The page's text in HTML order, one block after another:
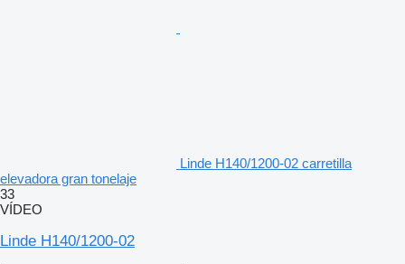
Linde H140/1200-02 carretilla
elevadora gran tonelaje
33
VÍDEO
Linde H140/1200-02